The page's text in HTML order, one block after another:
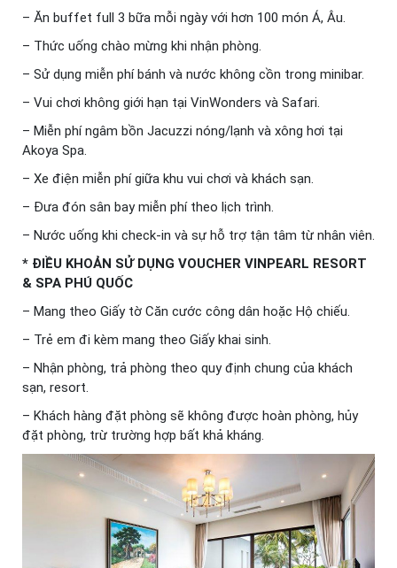
– Ăn buffet full 3 bữa mỗi ngày với hơn 100 món Á, Âu.
– Thức uống chào mừng khi nhận phòng.
– Sử dụng miễn phí bánh và nước không cồn trong minibar.
– Vui chơi không giới hạn tại VinWonders và Safari.
– Miễn phí ngâm bồn Jacuzzi nóng/lạnh và xông hơi tại
Akoya Spa.
– Xe điện miễn phí giữa khu vui chơi và khách sạn.
– Đưa đón sân bay miễn phí theo lịch trình.
– Nước uống khi check-in và sự hỗ trợ tận tâm từ nhân viên.
* ĐIỀU KHOẢN SỬ DỤNG VOUCHER VINPEARL RESORT
& SPA PHÚ QUỐC
– Mang theo Giấy tờ Căn cước công dân hoặc Hộ chiếu.
– Trẻ em đi kèm mang theo Giấy khai sinh.
– Nhận phòng, trả phòng theo quy định chung của khách
sạn, resort.
– Khách hàng đặt phòng sẽ không được hoàn phòng, hủy
đặt phòng, trừ trường hợp bất khả kháng.